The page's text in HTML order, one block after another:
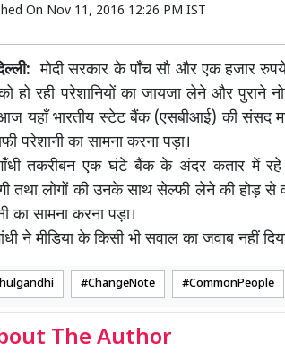
On Nov 11, 2016 12:26 PM IST
मोदी सरकार के पाँच सौ और एक हजार
हो रही परेशानियों का जायजा लेने और पुराने
यहाँ भारतीय स्टेट बैंक (एसबीआई) की संसद
परेशानी का सामना करना पड़ा।
तकरीबन एक घंटे बैंक के अंदर कतार में रहे
तथा लोगों की उनके साथ सेल्फी लेने की होड़ से
का सामना करना पड़ा।
ने मीडिया के किसी भी सवाल का जवाब नहीं
ChangeNote CommonPeople
The Author